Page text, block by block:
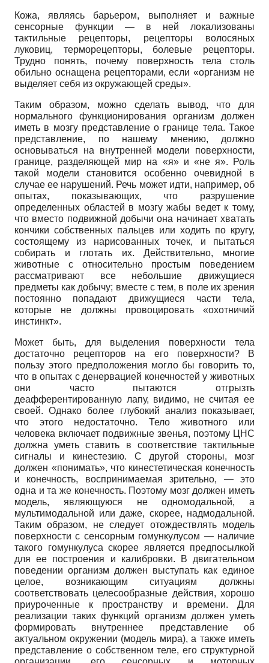
Кожа, являясь барьером, выполняет и важные
сенсорные функции — в ней локализованы
тактильные рецепторы, рецепторы волосяных
луковиц, терморецепторы, болевые рецепторы.
Трудно понять, почему поверхность тела столь
обильно оснащена рецепторами, если «организм не
выделяет себя из окружающей среды».
Таким образом, можно сделать вывод, что для
нормального функционирования организм должен
иметь в мозгу представление о границе тела. Такое
представление, по нашему мнению, должно
основываться на внутренней модели поверхности,
границе, разделяющей мир на «я» и «не я». Роль
такой модели становится особенно очевидной в
случае ее нарушений. Речь может идти, например, об
опытах, показывающих, что разрушение
определенных областей в мозгу жабы ведет к тому,
что вместо подвижной добычи она начинает хватать
кончики собственных пальцев или ходить по кругу,
состоящему из нарисованных точек, и пытаться
собирать и глотать их. Действительно, многие
животные с относительно простым поведением
рассматривают все небольшие движущиеся
предметы как добычу; вместе с тем, в поле их зрения
постоянно попадают движущиеся части тела,
которые не должны провоцировать «охотничий
инстинкт».
Может быть, для выделения поверхности тела
достаточно рецепторов на его поверхности? В
пользу этого предположения могло бы говорить то,
что в опытах с денервацией конечностей у животных
они часто пытаются отгрызть
деафферентированную лапу, видимо, не считая ее
своей. Однако более глубокий анализ показывает,
что этого недостаточно. Тело животного или
человека включает подвижные звенья, поэтому ЦНС
должна уметь ставить в соответствие тактильные
сигналы и кинестезию. С другой стороны, мозг
должен «понимать», что кинестетическая конечность
и конечность, воспринимаемая зрительно, — это
одна и та же конечность. Поэтому мозг должен иметь
модель, являющуюся не одномодальной, а
мультимодальной или даже, скорее, надмодальной.
Таким образом, не следует отождествлять модель
поверхности с сенсорным гомункулусом — наличие
такого гомункулуса скорее является предпосылкой
для ее построения и калибровки. В двигательном
поведении организм должен выступать как единое
целое, возникающим ситуациям должны
соответствовать целесообразные действия, хорошо
приуроченные к пространству и времени. Для
реализации таких функций организм должен уметь
формировать внутреннее представление об
актуальном окружении (модель мира), а также иметь
представление о собственном теле, его структурной